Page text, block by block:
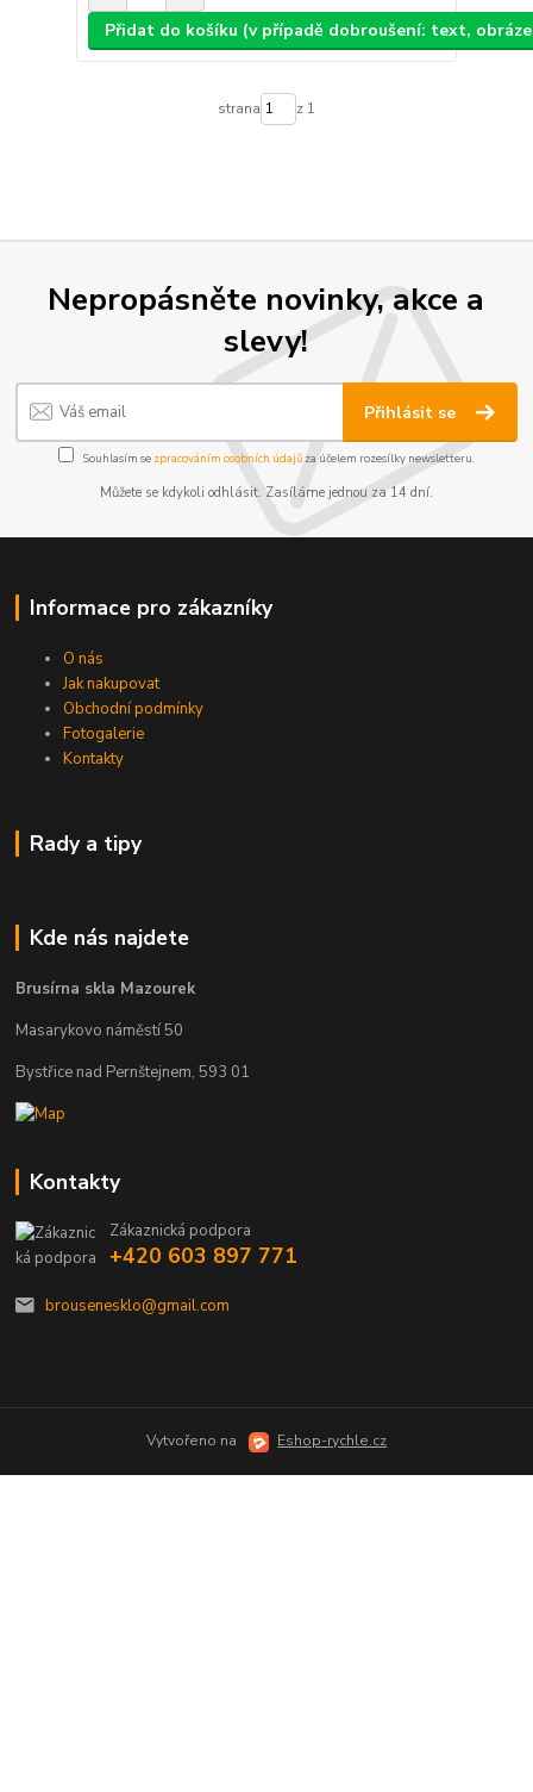
Přidat do košíku (v případě dobroušení: text,
strana z 1
Nepropásněte novinky, akce a
slevy!
Přihlásit se
Souhlasím se zpracováním osobních údajů za účelem rozesílky newsletteru.
Můžete se kdykoli odhlásit. Zasíláme jednou za 14 dní.
Informace pro zákazníky
O nás
Jak nakupovat
Obchodní podmínky
Fotogalerie
Kontakty
Rady a tipy
Kde nás najdete
Brusírna skla Mazourek
Masarykovo náměstí 50
Bystřice nad Pernštejnem, 593 01
Kontakty
Zákaznická podpora
+420 603 897 771
brousenesklo@gmail.com
Vytvořeno na Eshop-rychle.cz